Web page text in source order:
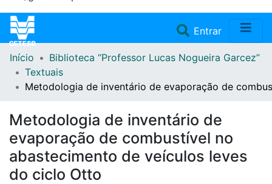
Entrar(current)
Home
Repositório
Doações/Aquisições
Início
Biblioteca “Professor Lucas Nogueira Garcez”
Textuais
Metodologia de inventário de evaporação de
Metodologia de inventário de
evaporação de combustível no
abastecimento de veículos leves
do ciclo Otto